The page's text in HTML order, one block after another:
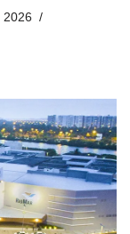
2026